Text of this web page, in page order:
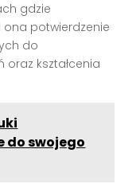
gdzie
ona potwierdzenie
do
kształcenia
do swojego